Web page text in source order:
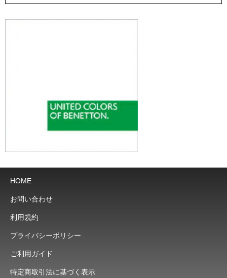
HOME
お問い合わせ
利用規約
プライバシーポリシー
ご利用ガイド
特定商取引法に基づく表示